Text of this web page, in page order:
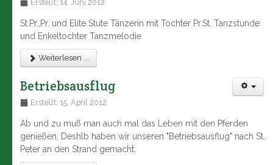
Erstellt: 14. Juni 2012
St.Pr.,Pr. und Elite Stute Tänzerin mit Tochter Pr.St. Tanzstunde
und Enkeltochter Tanzmelodie
Weiterlesen ...
Betriebsausflug
Erstellt: 15. April 2012
Ab und zu muß man auch mal das Leben mit den Pferden
genießen. Deshlb haben wir unseren "Betriebsausflug" nach St.
Peter an den Strand gemacht.